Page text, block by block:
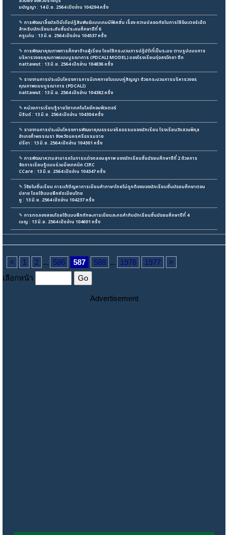
มนัญญา : 14 มิ.ย. 2564 เปิดอ่าน 104294 ครั้ง
✎ การพัฒนาสื่อมัลติมีเดียปฏิสัมพันธ์แบบเกมมิฟิเคชั่น เรื่อง ความปลอดภัยในการใช้อินเตอร์เน็ต
สำหรับนักเรียนระดับชั้นประถมศึกษาปีที่ 6
ครูแก่น : 13 มิ.ย. 2564 เปิดอ่าน 104537 ครั้ง
✎ การพัฒนาคุณภาพการศึกษาด้านผู้เรียน โดยใช้กระบวนการปฏิบัติที่เป็นระบบ ตามรูปแบบการ
บริหารวงจรคุณภาพแบบบูรณาการ (PDCALI MODEL) ของโรงเรียนทุ่งสงวิทยา ปีก
nattawut : 13 มิ.ย. 2564 เปิดอ่าน 104836 ครั้ง
✎ รายงานการประเมินโครงการการนิเทศภายในแบบคู่สัญญา ด้วยกระบวนการบริหารวงจร
คุณภาพแบบบูรณาการ (PDCALI)
nattawut : 13 มิ.ย. 2564 เปิดอ่าน 104382 ครั้ง
✎ หน่วยการเรียนรู้รายวิชาเทคโนโลยีคอมพิวเตอร์
นิรันด์ : 13 มิ.ย. 2564 เปิดอ่าน 104304 ครั้ง
✎ รายงานการประเมินโครงการพัฒนาคุณธรรมจริยธรรมของนักเรียน โรงเรียนวัดสวนพิกุล
อำเภอถ้ำพรรณรา จังหวัดนครศรีธรรมราช
ปรีชา : 13 มิ.ย. 2564 เปิดอ่าน 104301 ครั้ง
✎ การพัฒนาความสามารถในการแต่งกลอนสุภาพ ของนักเรียนชั้นมัธยมศึกษาปีที่ 2 ด้วยการ
จัดการเรียนรู้แบบร่วมมือเทคนิค CIRC
CCare : 13 มิ.ย. 2564 เปิดอ่าน 104347 ครั้ง
✎ วิจัยในชั้นเรียน การแก้ปัญหาการเขียนคำภาษาไทยไม่ถูกต้องของนักเรียนชั้นมัธยมศึกษาตอน
ปลาย โดยใช้แบบฝึกหัดเขียนไทย
ยู : 13 มิ.ย. 2564 เปิดอ่าน 104237 ครั้ง
✎ การทดลองสอนโดยใช้แบบฝึกทักษะการเขียนสะกดคำกับนักเรียนชั้นมัธยมศึกษาปีที่ 4
เบญ : 13 มิ.ย. 2564 เปิดอ่าน 104601 ครั้ง
< 1 2 ... 586 587 588 ... 1976 1977
>
เลือกหน้า
Advertisement